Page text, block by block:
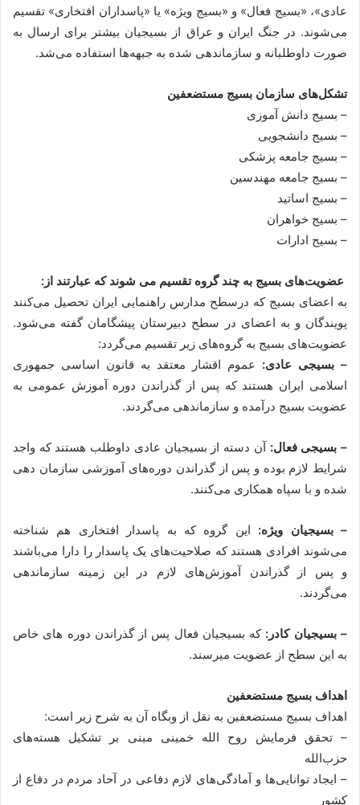
عادی»، «بسیج فعال» و «بسیج ویژه» یا «پاسداران افتخاری» تقسیم
می‌شوند. در جنگ ایران و عراق از بسیجیان بیشتر برای ارسال به
صورت داوطلبانه و سازماندهی شده به جبهه‌ها استفاده می‌شد.
تشکل‌های سازمان بسیج مستضعفین
– بسیج دانش آموزی
– بسیج دانشجویی
– بسیج جامعه پزشکی
– بسیج جامعه مهندسین
– بسیج اساتید
– بسیج خواهران
– بسیج ادارات
عضویت‌های بسیج به چند گروه تقسیم می شوند که عبارتند از:
به اعضای بسیج که درسطح مدارس راهنمایی ایران تحصیل می‌کنند
پویندگان و به اعضای در سطح دبیرستان پیشگامان گفته می‌شود.
عضویت‌های بسیج به گروه‌های زیر تقسیم می‌گردد:
– بسیجی عادی: عموم اقشار معتقد به قانون اساسی جمهوری
اسلامی ایران هستند که پس از گذراندن دوره آموزش عمومی به
عضویت بسیج درآمده و سازماندهی می‌گردند.
– بسیجی فعال: آن دسته از بسیجیان عادی داوطلب هستند که واجد
شرایط لازم بوده و پس از گذراندن دوره‌های آموزشی سازمان دهی
شده و با سپاه همکاری می‌کنند.
– بسیجیان ویژه: این گروه که به پاسدار افتخاری هم شناخته
می‌شوند افرادی هستند که صلاحیت‌های یک پاسدار را دارا می‌باشند
و پس از گذراندن آموزش‌های لازم در این زمینه سازماندهی
می‌گردند.
– بسیجیان کادر: که بسیجیان فعال پس از گذراندن دوره های خاص
به این سطح از عضویت میرسند.
اهداف بسیج مستضعفین
اهداف بسیج مستضعفین به نقل از وبگاه آن به شرح زیر است:
– تحقق فرمایش روح الله خمینی مبنی بر تشکیل هسته‌های
حزب‌الله
– ایجاد توانایی‌ها و آمادگی‌های لازم دفاعی در آحاد مردم در دفاع از
کشور